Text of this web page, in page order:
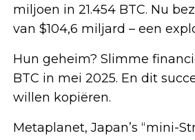
miljoen in 21.454 BTC. Nu
van $104,6 miljard – een
Hun geheim? Slimme
BTC in mei 2025. En dit
willen kopiëren.
Metaplanet, Japan’s “mini-